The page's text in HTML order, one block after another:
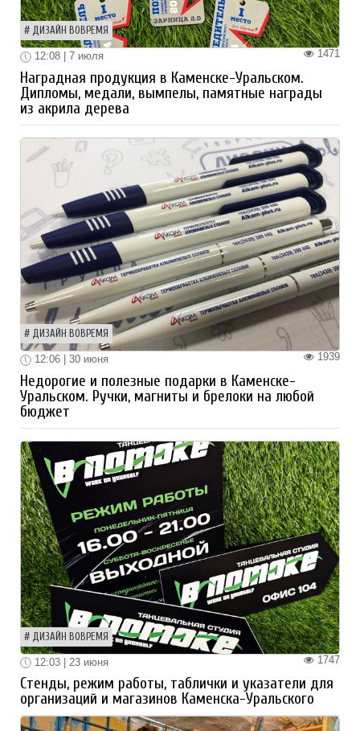
ДИЗАЙН ВОВРЕМЯ
1471
12:08 | 7 июля
Наградная продукция в Каменске-Уральском.
Дипломы, медали, вымпелы, памятные награды
из акрила дерева
ДИЗАЙН ВОВРЕМЯ
1939
12:06 | 30 июня
Недорогие и полезные подарки в Каменске-
Уральском. Ручки, магниты и брелоки на любой
бюджет
ДИЗАЙН ВОВРЕМЯ
1747
12:03 | 23 июня
Стенды, режим работы, таблички и указатели для
организаций и магазинов Каменска-Уральского